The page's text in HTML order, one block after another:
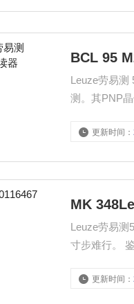
BCL 95
Leuze劳易测
测。其PNP
更新时间：
MK
Leuze劳易测
寸步难行。
更新时间：